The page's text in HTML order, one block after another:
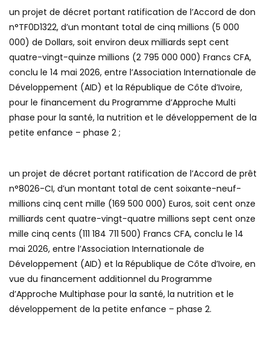
un projet de décret portant ratification de l’Accord de don
n°TF0D1322, d’un montant total de cinq millions (5 000
000) de Dollars, soit environ deux milliards sept cent
quatre-vingt-quinze millions (2 795 000 000) Francs CFA,
conclu le 14 mai 2026, entre l’Association Internationale de
Développement (AID) et la République de Côte d’Ivoire,
pour le financement du Programme d’Approche Multi
phase pour la santé, la nutrition et le développement de la
petite enfance – phase 2 ;
un projet de décret portant ratification de l’Accord de prêt
n°8026-CI, d’un montant total de cent soixante-neuf-
millions cinq cent mille (169 500 000) Euros, soit cent onze
milliards cent quatre-vingt-quatre millions sept cent onze
mille cinq cents (111 184 711 500) Francs CFA, conclu le 14
mai 2026, entre l’Association Internationale de
Développement (AID) et la République de Côte d’Ivoire, en
vue du financement additionnel du Programme
d’Approche Multiphase pour la santé, la nutrition et le
développement de la petite enfance – phase 2.